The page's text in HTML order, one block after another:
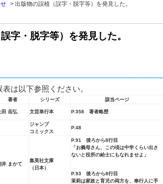
> 出版物の誤植（誤字・脱字等）を発見した。
字・脱字等）を発見した。
は以下参照ください。
著者 シリーズ 該当ページ
田 岳弘 文芸単行本 P.358 著者略歴
ジャンプ
コミックス
P.48
井 まかて
集英社文庫
（日本）
P.91 後ろから8行目
「お義母さん、この頃は中学くらい出さ
ないと役所の給士にもなれませよ」
P.93 後ろから8行目
茉莉は家政と育児の両方を、奉行人に手